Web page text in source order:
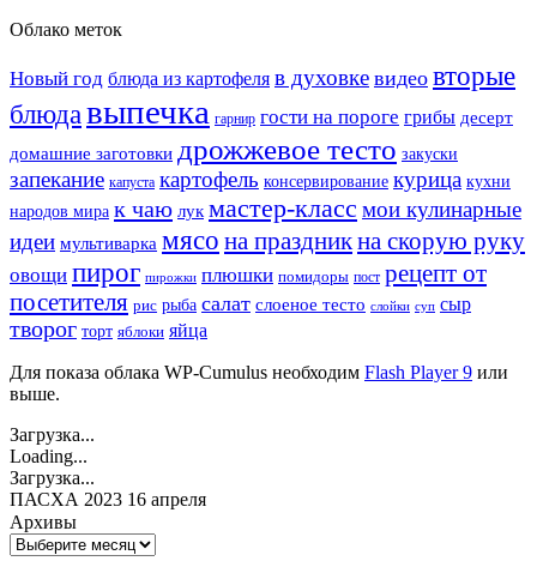
Облако меток
Новый год блюда из картофеля в духовке видео вторые
блюдавыпечка гарнир гости на пороге грибы десерт
домашние заготовки дрожжевое тесто закуски
запекание капуста картофель консервирование курица кухни
народов мира к чаю лук мастер-класс мои кулинарные
идеи мультиварка мясо на праздникна скорую руку
овощи пирог пирожки плюшки помидоры пост рецепт от
посетителя рис рыба салат слоеное тесто слойки суп сыр
творог торт яблоки яйца
Для показа облака WP-Cumulus необходим Flash Player 9 или
выше.
Загрузка...
Loading...
Загрузка...
ПАСХА 2023 16 апреля
Архивы
Архивы